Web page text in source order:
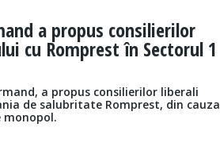
a propus consilierilor
cu Romprest în Sectorul 1
a propus consilierilor liberali
de salubritate Romprest, din cauza
monopol.